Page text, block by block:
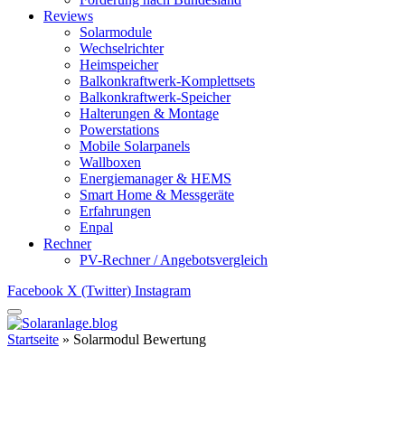
Reviews
Solarmodule
Wechselrichter
Heimspeicher
Balkonkraftwerk-Komplettsets
Balkonkraftwerk-Speicher
Halterungen & Montage
Powerstations
Mobile Solarpanels
Wallboxen
Energiemanager & HEMS
Smart Home & Messgeräte
Erfahrungen
Enpal
Rechner
PV-Rechner / Angebotsvergleich
Facebook X (Twitter) Instagram
Startseite » Solarmodul Bewertung